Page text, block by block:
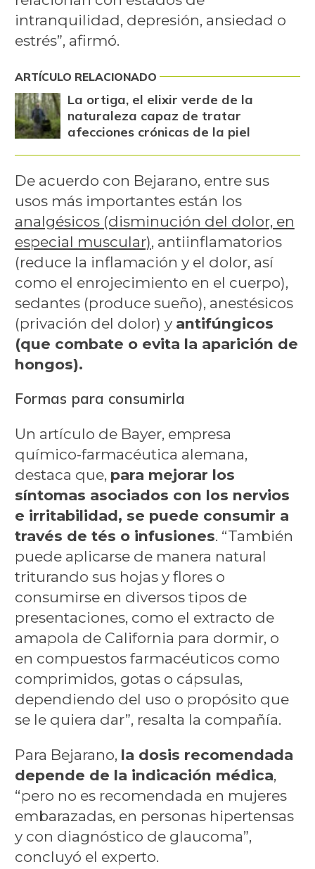
intranquilidad, depresión, ansiedad o
estrés”, afirmó.
ARTÍCULO RELACIONADO
La ortiga, el elixir verde de la
naturaleza capaz de tratar
afecciones crónicas de la piel
De acuerdo con Bejarano, entre sus
usos más importantes están los
analgésicos (disminución del dolor, en
especial muscular), antiinflamatorios
(reduce la inflamación y el dolor, así
como el enrojecimiento en el cuerpo),
sedantes (produce sueño), anestésicos
(privación del dolor) y antifúngicos
(que combate o evita la aparición de
hongos).
Formas para consumirla
Un artículo de Bayer, empresa
químico-farmacéutica alemana,
destaca que, para mejorar los
síntomas asociados con los nervios
e irritabilidad, se puede consumir a
través de tés o infusiones. “También
puede aplicarse de manera natural
triturando sus hojas y flores o
consumirse en diversos tipos de
presentaciones, como el extracto de
amapola de California para dormir, o
en compuestos farmacéuticos como
comprimidos, gotas o cápsulas,
dependiendo del uso o propósito que
se le quiera dar”, resalta la compañía.
Para Bejarano, la dosis recomendada
depende de la indicación médica,
“pero no es recomendada en mujeres
embarazadas, en personas hipertensas
y con diagnóstico de glaucoma”,
concluyó el experto.